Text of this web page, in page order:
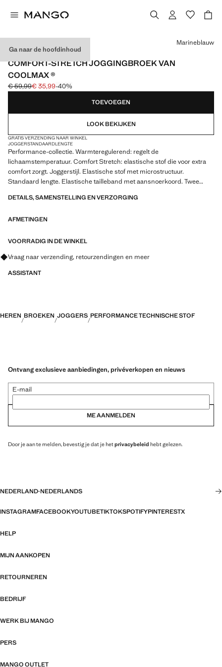
Ga naar de hoofdinhoud
PERFORMANCE
COMFORT-STRETCH JOGGINGBROEK VAN
COOLMAX ®
Oorspronkelijke prijs doorgehaald [€ 59,99 ]
€ 59,99
Huidige prijs [€ 35,99 ]
€ 35,99-40%
Kies een kleur
Marineblauw
TOEVOEGEN
LOOK BEKIJKEN
GRATIS VERZENDING NAAR WINKEL
JOGGERSTANDAARDLENGTE
Performance-collectie. Warmteregulerend: regelt de
lichaamstemperatuur. Comfort Stretch: elastische stof die voor extra
comfort zorgt. Joggerstijl. Elastische stof met microstructuur.
Standaard lengte. Elastische tailleband met aansnoerkoord. Twee
Product in de uitverkoop
PERFORMANCE: Een collectie kledingstukken gemaakt van
geavanceerde eigenschappen zoals bi-stretch stoffen, sneldrogend,
onderverdeeld in drie hoofdcategorieën: Thermoregulerend,
Functioneel en Comfort
DETAILS, SAMENSTELLING EN VERZORGING
AFMETINGEN
VOORRADIG IN DE WINKEL
Vraag naar verzending, retourzendingen en meer
ASSISTANT
HEREN BROEKEN JOGGERS PERFORMANCE TECHNISCHE STOF
Ontvang exclusieve aanbiedingen, privéverkopen en nieuws
E-mail
ME AANMELDEN
Door je aan te melden, bevestig je dat je hetprivacybeleid hebt gelezen.
NEDERLAND·NEDERLANDS
INSTAGRAMFACEBOOKYOUTUBETIKTOKSPOTIFYPINTERESTX
HELP
MIJN AANKOPEN
RETOURNEREN
BEDRIJF
WERK BIJ MANGO
PERS
MANGO OUTLET